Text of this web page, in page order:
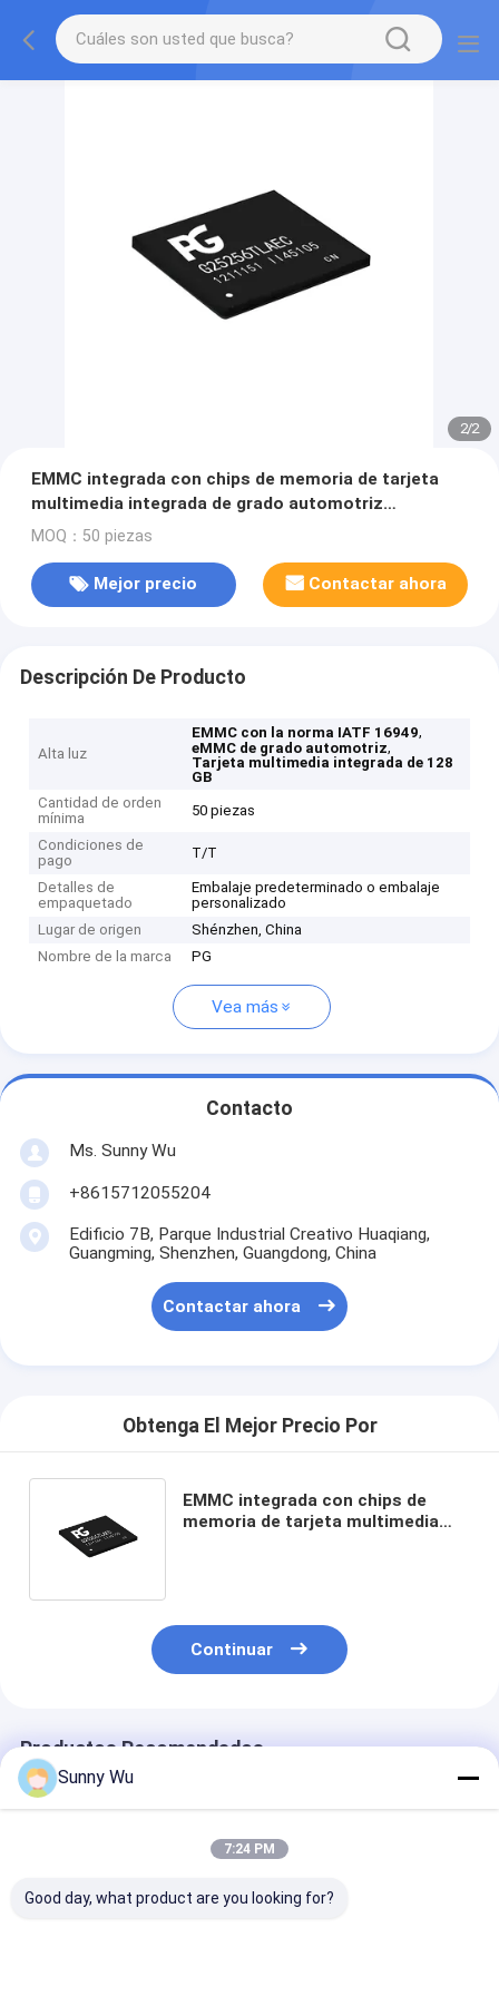
2/2
EMMC integrada con chips de memoria de tarjeta
multimedia integrada de grado automotriz
calificados IATF 16949
MOQ：50 piezas
Mejor precio Contactar ahora
Descripción De Producto
Alta luz
EMMC con la norma IATF 16949,
eMMC de grado automotriz,
Tarjeta multimedia integrada de 128
GB
Cantidad de orden
mínima
50 piezas
Condiciones de
pago
T/T
Detalles de
empaquetado
Embalaje predeterminado o embalaje
personalizado
Lugar de origen
Shénzhen, China
Nombre de la marca
PG
Vea más
Contacto
Ms. Sunny Wu
+8615712055204
Edificio 7B, Parque Industrial Creativo Huaqiang,
Guangming, Shenzhen, Guangdong, China
Contactar ahora
Obtenga El Mejor Precio Por
EMMC integrada con chips de
memoria de tarjeta multimedia
Continuar
Productos Recomendados
Sunny Wu
7:24 PM
Good day, what product are you looking for?